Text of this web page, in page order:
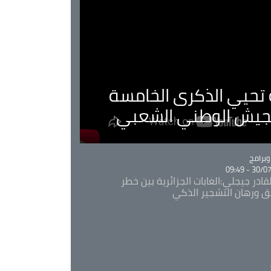
تحيي الذكرى الخامسة
الوطني الشعبي
30/07/
جيجلي:الغابات الجزائرية بين خطر
ورهان التشجير الذكي